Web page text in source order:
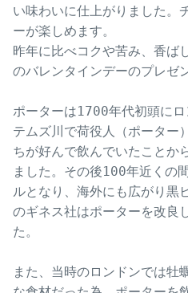
い味わいに仕上がりました。
ーが楽しめます。
昨年に比べコクや苦み、香ば
のバレンタインデーのプレゼ
ポーターは1700年代初頭に
テムズ川で荷役人（ポーター
ちが好んで飲んでいたことか
ました。その後100年近くの
ルとなり、海外にも広がり黒
のギネス社はポーターを改良
た。
また、当時のロンドンでは牡